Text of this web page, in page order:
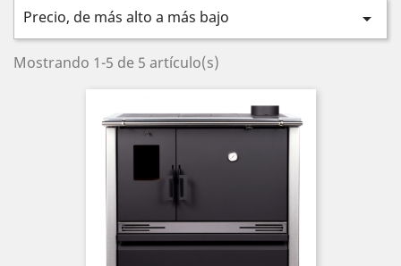
Precio, de más alto a más bajo 
Mostrando 1-5 de 5 artículo(s)